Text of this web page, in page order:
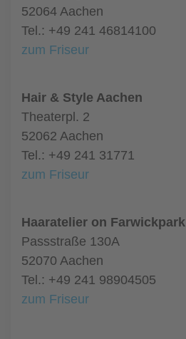
52064 Aachen
Tel.: +49 241 46814100
zum Friseur
Hair & Style Aachen
Theaterpl. 2
52062 Aachen
Tel.: +49 241 31771
zum Friseur
Haaratelier on Farwickpark
Passstraße 130A
52070 Aachen
Tel.: +49 241 98904505
zum Friseur